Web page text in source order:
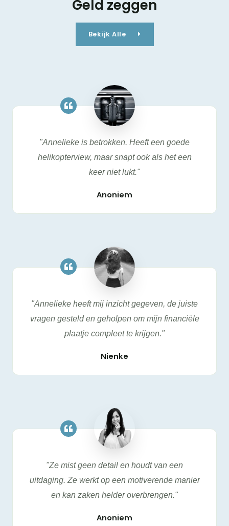
Geld zeggen
Bekijk Alle
"Annelieke is betrokken. Heeft een goede
helikopterview, maar snapt ook als het een
keer niet lukt."
Anoniem
"Annelieke heeft mij inzicht gegeven, de juiste
vragen gesteld en geholpen om mijn financiële
plaatje compleet te krijgen."
Nienke
"Ze mist geen detail en houdt van een
uitdaging. Ze werkt op een motiverende manier
en kan zaken helder overbrengen."
Anoniem